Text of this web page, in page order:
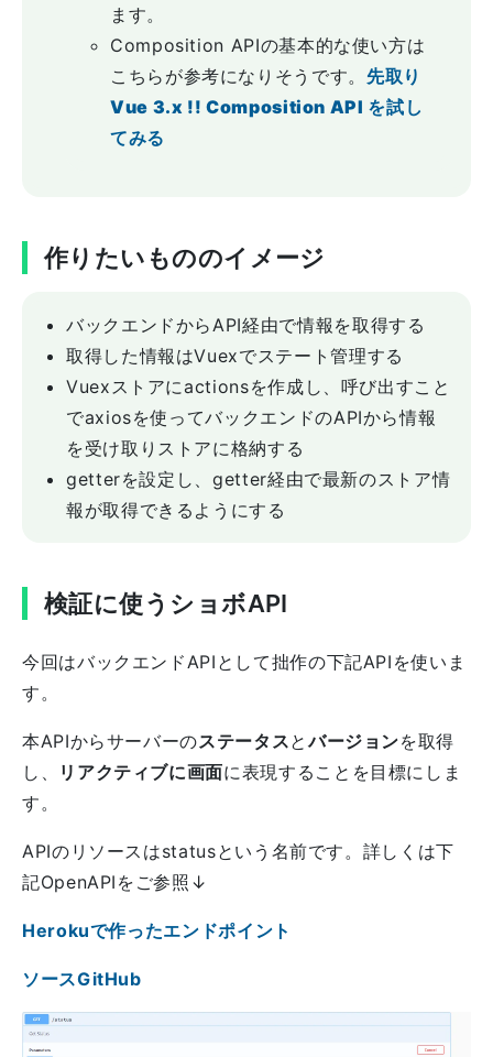
ます。
Composition APIの基本的な使い方は
こちらが参考になりそうです。 先取り
Vue 3.x !! Composition API を試し
てみる
作りたいもののイメージ
バックエンドからAPI経由で情報を取得する
取得した情報はVuexでステート管理する
Vuexストアにactionsを作成し、呼び出すこと
でaxiosを使ってバックエンドのAPIから情報
を受け取りストアに格納する
getterを設定し、getter経由で最新のストア情
報が取得できるようにする
検証に使うショボAPI
今回はバックエンドAPIとして拙作の下記APIを使いま
す。
本APIからサーバーのステータスとバージョンを取得
し、
リアクティブに画面に表現することを目標にしま
す。
APIのリソースはstatusという名前です。詳しくは下
記OpenAPIをご参照↓
Herokuで作ったエンドポイント
ソースGitHub